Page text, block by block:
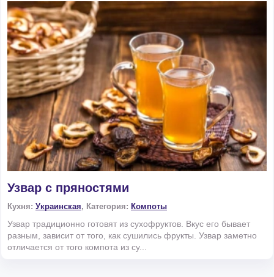
Узвар с пряностями
Кухня: Украинская, Категория: Компоты
Узвар традиционно готовят из сухофруктов. Вкус его бывает
разным, зависит от того, как сушились фрукты. Узвар заметно
отличается от того компота из су...